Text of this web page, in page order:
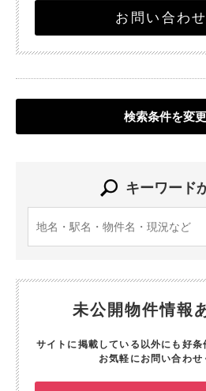
お問い合わ
検索条件を変
キーワード
未公開物件情報
サイトに掲載している以外にも好条
お気軽にお問い合わせ